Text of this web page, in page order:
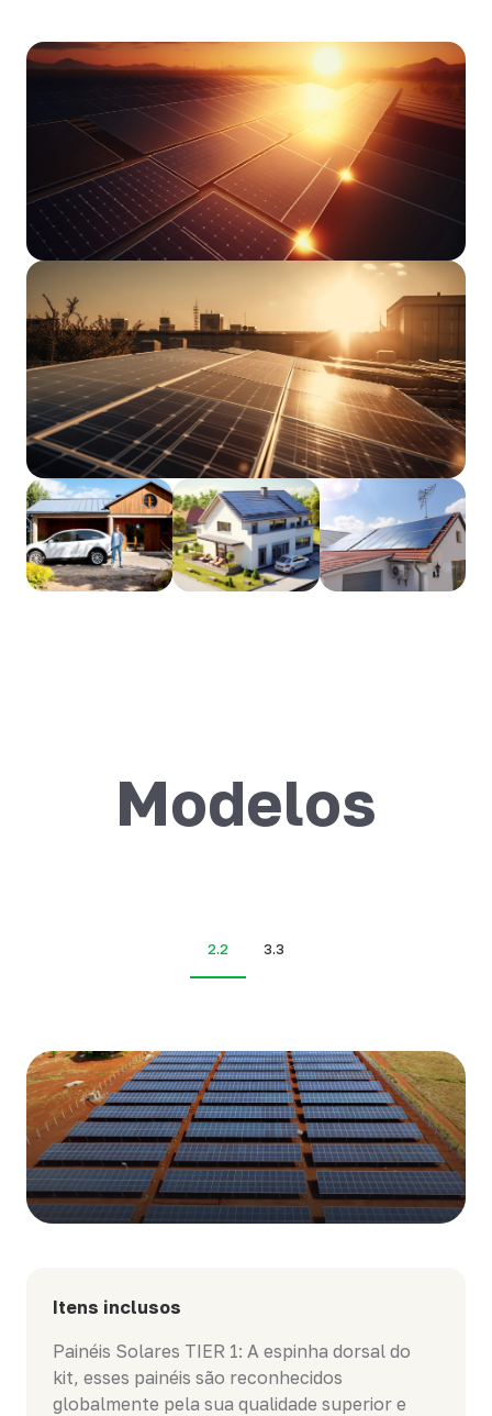
Modelos
2.2 3.3
Itens inclusos
Painéis Solares TIER 1: A espinha dorsal do
kit, esses painéis são reconhecidos
globalmente pela sua qualidade superior e